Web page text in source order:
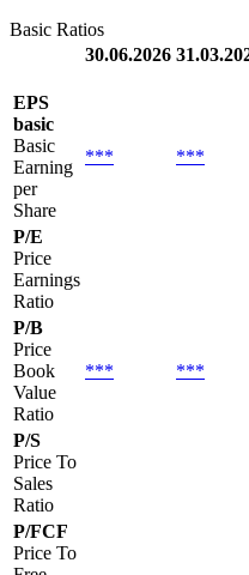
Basic Ratios
30.06.2026
EPS
basic
Basic
Earning
per
Share
*** ***
P/E
Price
Earnings
Ratio
P/B
Price
Book
Value
Ratio
*** ***
P/S
Price To
Sales
Ratio
P/FCF
Price To